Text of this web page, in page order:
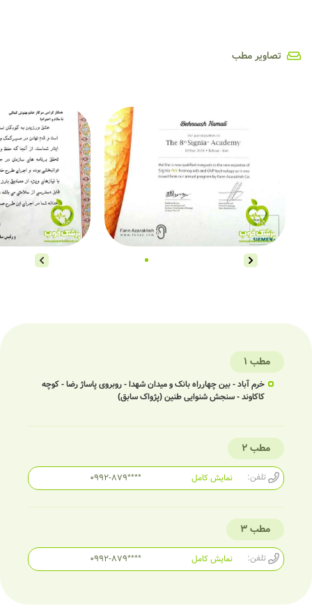
تصاویر مطب
مطب 1
خرم آباد - بین چهارراه بانک و میدان شهدا - روبروی پاساژ رضا - کوچه
کاکاوند - سنجش شنوایی طنین (پژواک سابق)
مطب 2
تلفن: 0992-879**** نمایش کامل
مطب 3
تلفن: 0992-879**** نمایش کامل